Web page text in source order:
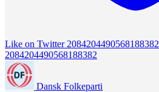
Like on Twitter 2084204490568188382
2084204490568188382
Dansk Folkeparti